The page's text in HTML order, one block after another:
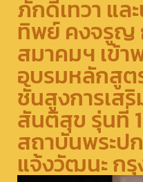
ภักดีเทวา แล
ทิพย์ คงจรูญ
สมาคมฯ เข้า
อบรมหลักสูต
ชั้นสูงการเส
สันติสุข รุ่นที่
สถาบันพระป
แจ้งวัฒนะ ก